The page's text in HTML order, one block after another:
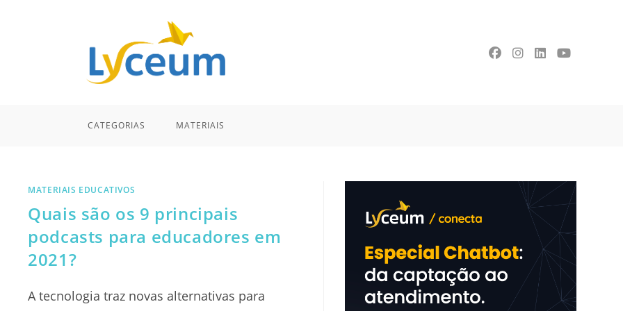
CATEGORIAS MATERIAIS
MATERIAIS EDUCATIVOS
Quais são os 9 principais
podcasts para educadores em
2021?
A tecnologia traz novas alternativas para